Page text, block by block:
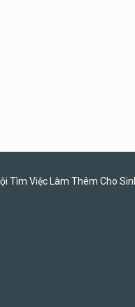
Tìm Việc Làm Thêm Cho